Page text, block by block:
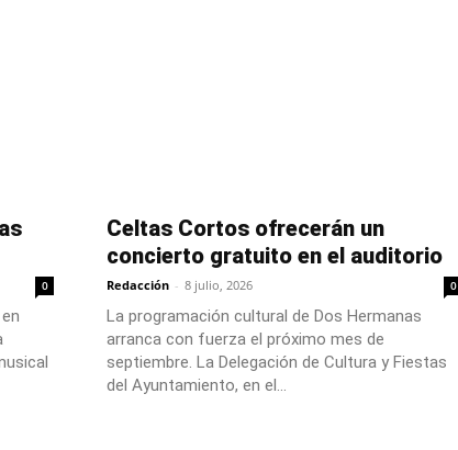
0
Celtas Cortos ofrecerán un
concierto gratuito en el auditorio
Redacción - 8 julio, 2026 0
La programación cultural de Dos Hermanas
arranca con fuerza el próximo mes de
septiembre. La Delegación de Cultura y Fiestas
del Ayuntamiento, en el...